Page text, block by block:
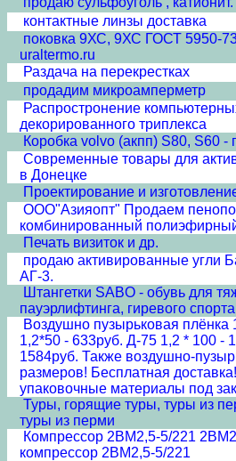
контактные линзы доставка
поковка 9ХС, 9ХС ГОСТ 5950-73,
uraltermo.ru
Раздача на перекрестках
продадим микроамперметр
Распростронение
декорированного триплекса
Коробка volvo (акпп) S80, S60 -
Современные товары для
в Донецке
Проектирование и
ООО"Азияопт" Продаем
комбинированный
Печать визиток и др.
продаю активированные угли
АГ-3.
Штангетки SABO - обувь для
пауэрлифтинга, гиревого спорта
Воздушно пузырьковая плёнка
1,2*50 - 633руб. Д-75 1,2 * 100 -
1584руб. Также воздушно-
размеров! Бесплатная
упаковочные материалы под
Туры, горящие туры, туры из
туры из перми
Компрессор 2ВМ2,5-5/221
компрессор 2ВМ2,5-5/221